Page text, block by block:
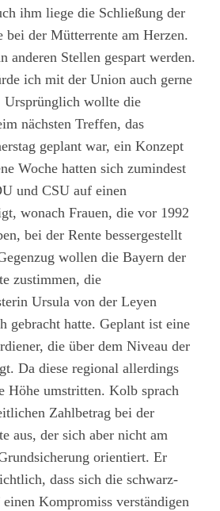
ihm liege die Schließung der
bei der Mütterrente am Herzen.
anderen Stellen gespart werden.
ich mit der Union auch gerne
Ursprünglich wollte die
nächsten Treffen, das
geplant war, ein Konzept
Woche hatten sich zumindest
und CSU auf einen
wonach Frauen, die vor 1992
bei der Rente bessergestellt
wollen die Bayern der
zustimmen, die
Ursula von der Leyen
gebracht hatte. Geplant ist eine
die über dem Niveau der
Da diese regional allerdings
Höhe umstritten. Kolb sprach
Zahlbetrag bei der
aus, der sich aber nicht am
orientiert. Er
dass sich die schwarz-
Kompromiss verständigen